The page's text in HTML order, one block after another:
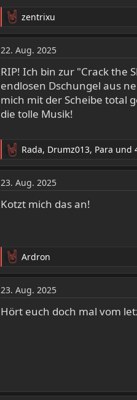
R
e
a
k
t
o
n
e
zentrixu
22. Aug. 2025
RIP! Ich bin zur "Crack the
endlosen Dschungel aus
mich mit der Scheibe total
die tolle Musik!
R
e
a
k
t
e
n
:
Rada, Drumz013, Para und
23. Aug. 2025
Kotzt mich das an!
R
e
a
k
t
Ardron
23. Aug. 2025
Hört euch doch mal vom